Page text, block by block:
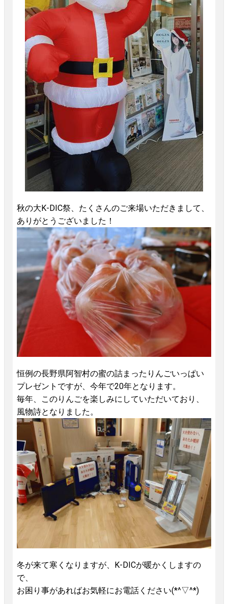
秋の大K-DIC祭、たくさんのご来場いただきまして、
ありがとうございました！
恒例の長野県阿智村の蜜の詰まったりんごいっぱい
プレゼントですが、今年で20年となります。
毎年、このりんごを楽しみにしていただいており、
風物詩となりました。
冬が来て寒くなりますが、K-DICが暖かくしますの
で、
お困り事があればお気軽にお電話ください(*^▽^*)